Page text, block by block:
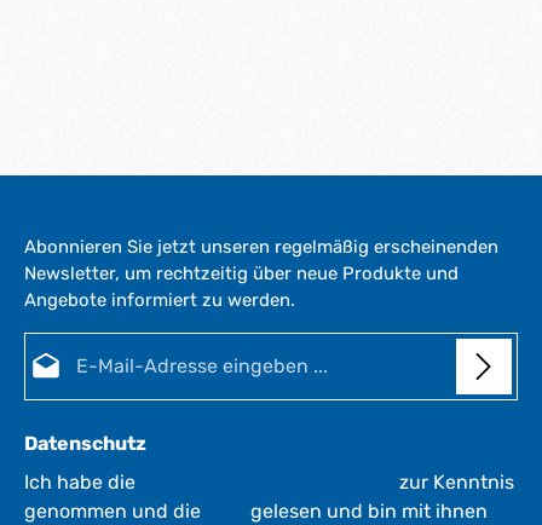
Abonnieren Sie jetzt unseren regelmäßig erscheinenden
Newsletter, um rechtzeitig über neue Produkte und
Angebote informiert zu werden.
Datenschutz
Ich habe die
zur Kenntnis
genommen und die
gelesen und bin mit ihnen